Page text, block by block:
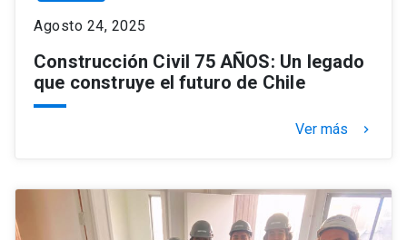
Agosto 24, 2025
Construcción Civil 75 AÑOS: Un legado
que construye el futuro de Chile
Ver más keyboard_arrow_right